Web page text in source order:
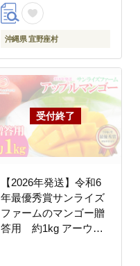
濃厚 デザート 贅沢 旬
の果物 甘い おすすめ
プレゼント 贈答 冷蔵
沖縄県 宜野座村
【2026年発送】令和6
年最優秀賞サンライズ
ファームのマンゴー贈
答用 約1kg アーウィ